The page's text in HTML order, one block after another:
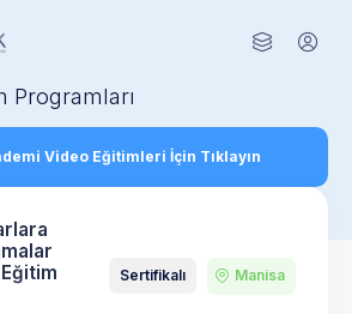
Programları
Video Eğitimleri İçin Tıklayın
Sertifikalı Manisa